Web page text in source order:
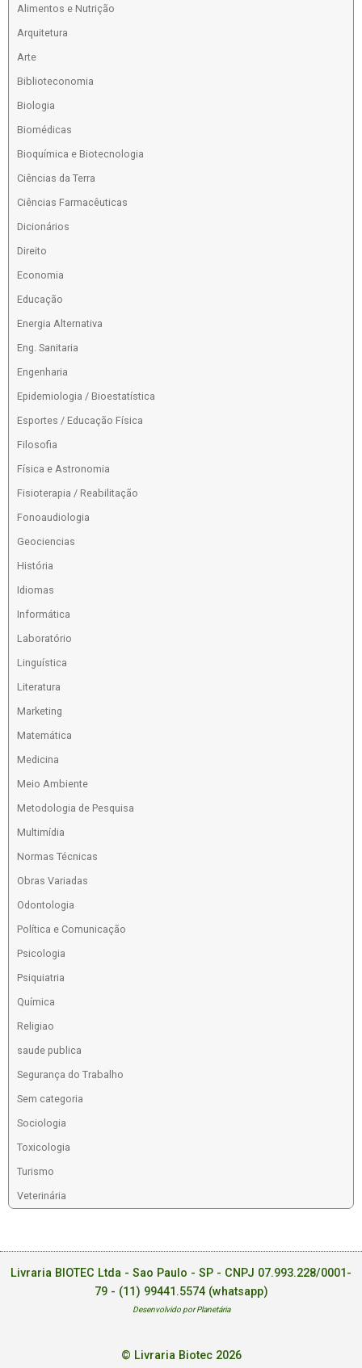
Alimentos e Nutrição
Arquitetura
Arte
Biblioteconomia
Biologia
Biomédicas
Bioquímica e Biotecnologia
Ciências da Terra
Ciências Farmacêuticas
Dicionários
Direito
Economia
Educação
Energia Alternativa
Eng. Sanitaria
Engenharia
Epidemiologia / Bioestatística
Esportes / Educação Física
Filosofia
Física e Astronomia
Fisioterapia / Reabilitação
Fonoaudiologia
Geociencias
História
Idiomas
Informática
Laboratório
Linguística
Literatura
Marketing
Matemática
Medicina
Meio Ambiente
Metodologia de Pesquisa
Multimídia
Normas Técnicas
Obras Variadas
Odontologia
Política e Comunicação
Psicologia
Psiquiatria
Química
Religiao
saude publica
Segurança do Trabalho
Sem categoria
Sociologia
Toxicologia
Turismo
Veterinária
Livraria BIOTEC Ltda - Sao Paulo - SP - CNPJ 07.993.228/0001-
79 - (11) 99441.5574 (whatsapp)
Desenvolvido por Planetária
© Livraria Biotec 2026